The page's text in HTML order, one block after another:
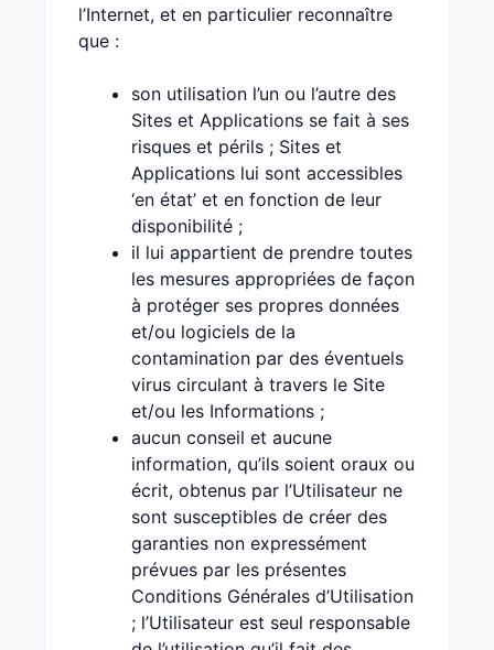
l’Internet, et en particulier reconnaître
que :
son utilisation l’un ou l’autre des
Sites et Applications se fait à ses
risques et périls ; Sites et
Applications lui sont accessibles
‘en état’ et en fonction de leur
disponibilité ;
il lui appartient de prendre toutes
les mesures appropriées de façon
à protéger ses propres données
et/ou logiciels de la
contamination par des éventuels
virus circulant à travers le Site
et/ou les Informations ;
aucun conseil et aucune
information, qu’ils soient oraux ou
écrit, obtenus par l’Utilisateur ne
sont susceptibles de créer des
garanties non expressément
prévues par les présentes
Conditions Générales d’Utilisation
; l’Utilisateur est seul responsable